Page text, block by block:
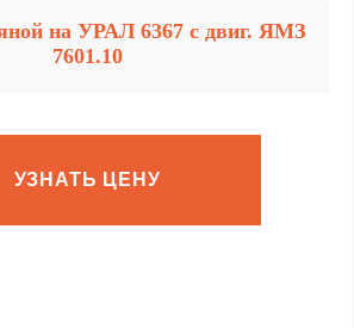
на УРАЛ 6367 с двиг. ЯМЗ
7601.10
УЗНАТЬ ЦЕНУ